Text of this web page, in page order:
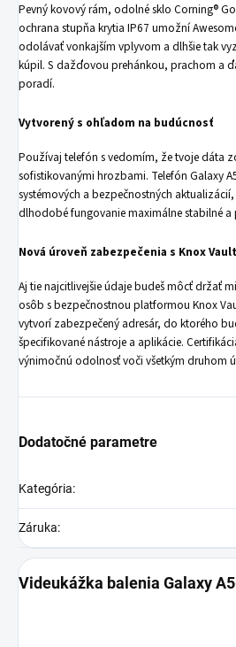
Pevný kovový rám, odolné sklo Corning®
ochrana stupňa krytia IP67 umožní
odolávať vonkajším vplyvom a dlhšie tak
kúpil. S dažďovou prehánkou, prachom a
poradí.
Vytvorený s ohľadom na budúcnosť
Používaj telefón s vedomím, že tvoje dáta
sofistikovanými hrozbami. Telefón Galaxy
systémových a bezpečnostných
dlhodobé fungovanie maximálne stabilné a
Nová úroveň zabezpečenia s Knox Vault
Aj tie najcitlivejšie údaje budeš môcť držať
osôb s bezpečnostnou platformou Knox
vytvorí zabezpečený adresár, do ktorého
špecifikované nástroje a aplikácie.
výnimočnú odolnosť voči všetkým druhom
Dodatočné parametre
Kategória:
Záruka:
Videukážka balenia Galaxy